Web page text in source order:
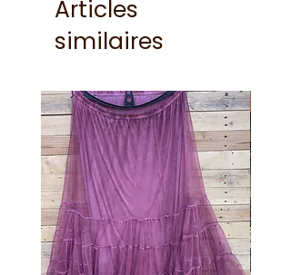
Articles
similaires